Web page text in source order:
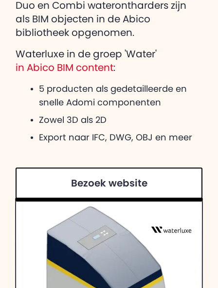
Duo en Combi waterontharders zijn
als BIM objecten in de Abico
bibliotheek opgenomen.
Waterluxe in de groep 'Water'
in Abico BIM content:
5 producten als gedetailleerde en
snelle Adomi componenten
Zowel 3D als 2D
Export naar IFC, DWG, OBJ en meer
Bezoek website